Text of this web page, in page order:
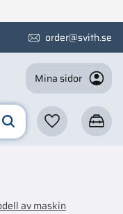
order@svith.se
Mina sidor
Favoriter
av maskin